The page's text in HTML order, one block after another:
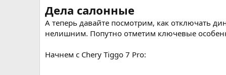
Дела салонные
А теперь давайте посмотрим, как отключать
нелишним. Попутно отметим ключевые
Начнем с Chery Tiggo 7 Pro: